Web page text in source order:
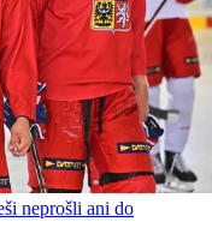
neprošli ani do